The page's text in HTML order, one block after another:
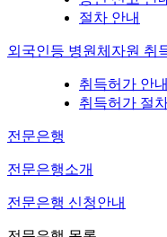
절차 안내
외국인등 병원체자원 취
취득허가 안내
취득허가 절
전문은행
전문은행소개
전문은행 신청안내